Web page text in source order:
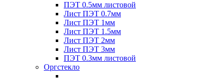
ПЭТ 0.5мм листовой
Лист ПЭТ 0.7мм
Лист ПЭТ 1мм
Лист ПЭТ 1.5мм
Лист ПЭТ 2мм
Лист ПЭТ 3мм
ПЭТ 0.3мм листовой
Оргстекло